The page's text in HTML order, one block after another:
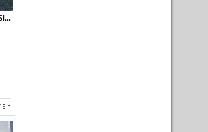
Volvo - XC 90 - 2.0 R-DESIGN
h